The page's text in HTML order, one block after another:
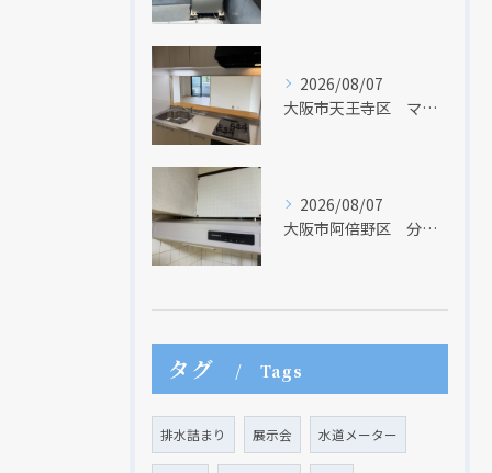
2026/08/07
大阪市天王寺区 マンションのキッチン取替及び内装リフォーム工事 クリナップ
2026/08/07
大阪市阿倍野区 分譲マンションのレンジフード取替リフォーム工事 タカラスタンダード
タグ Tags
排水詰まり 展示会 水道メーター